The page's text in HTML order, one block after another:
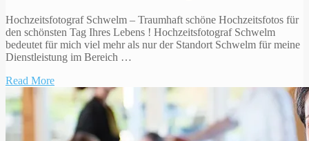
Hochzeitsfotograf Schwelm – Traumhaft schöne Hochzeitsfotos für
den schönsten Tag Ihres Lebens ! Hochzeitsfotograf Schwelm
bedeutet für mich viel mehr als nur der Standort Schwelm für meine
Dienstleistung im Bereich …
Read More